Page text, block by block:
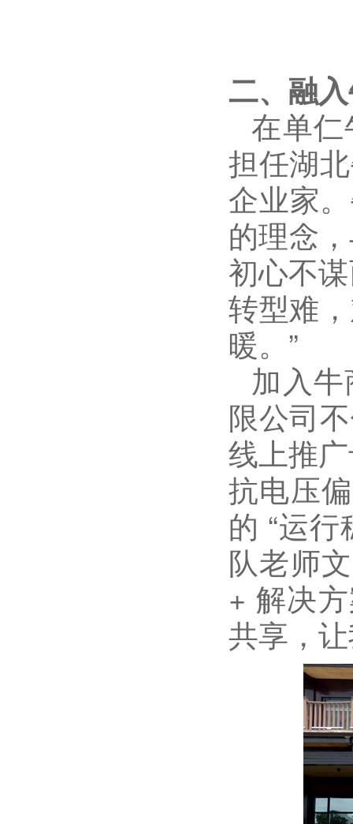
二、融
在单
担任湖
企业家
的理念
初心不
转型难
暖。 ”
加入
限公司
线上推
抗电压
的 “运行
队老师
+ 解决
共享，